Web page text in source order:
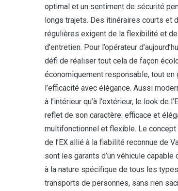
optimal et un sentiment de sécurité
longs trajets. Des itinéraires courts et
régulières exigent de la flexibilité et
d’entretien. Pour l’opérateur
défi de réaliser tout cela de façon
économiquement responsable, tout en
l’efficacité avec élégance. Aussi
à l’intérieur qu’à l’extérieur, le look de
reflet de son caractère: efficace et
multifonctionnel et flexible. Le concept
de l’EX allié à la fiabilité reconnue de
sont les garants d’un véhicule capable
à la nature spécifique de tous les
transports de personnes, sans rien